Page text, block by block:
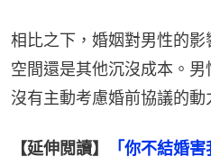
相比之下，婚姻對男性的
空間還是其他沉沒成本。
沒有主動考慮婚前協議的動
【延伸閲讀】
「你不結婚